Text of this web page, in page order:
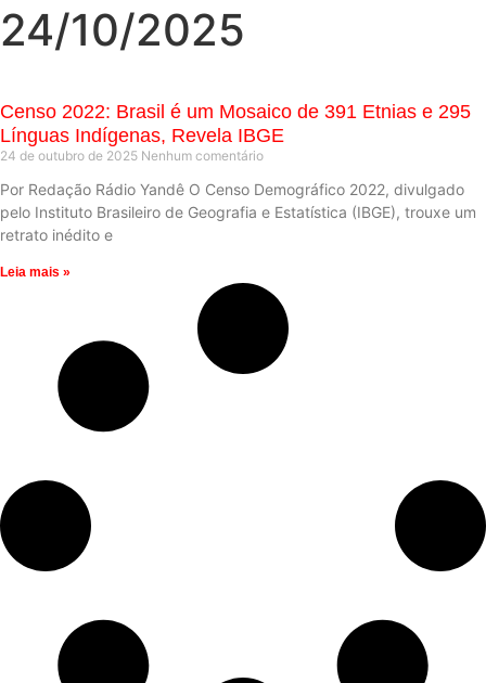
24/10/2025
Censo 2022: Brasil é um Mosaico de 391 Etnias e 295
Línguas Indígenas, Revela IBGE
24 de outubro de 2025 Nenhum comentário
Por Redação Rádio Yandê O Censo Demográfico 2022, divulgado
pelo Instituto Brasileiro de Geografia e Estatística (IBGE), trouxe um
retrato inédito e
Leia mais »